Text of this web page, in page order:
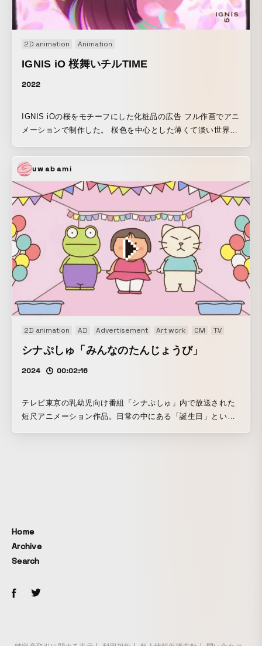
2D animation Animation
IGNIS iO 桜舞いチルTIME
2022
IGNIS iOの桜をモチーフにした化粧品の広告 フル作画でアニ
メーションで制作した。 桜色を中心とした薄くて淡い世界観
お。 音楽はSerph
uwabami
2D animation AD Advertisement Art work CM TV
シナぷしゅ「みんなのたんじょうび」
2024 00:02:16
テレビ東京の乳幼児向け番組「シナぷしゅ」内で放送された
短尺アニメーション作品。日常の中にある「誕生日」という
Home
Archive
Search